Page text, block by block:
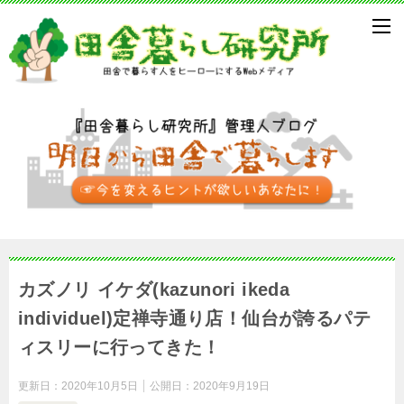
カズノリ イケダ(kazunori ikeda
individuel)定禅寺通り店！仙台が誇るパテ
ィスリーに行ってきた！
更新日： 2020年10月5日 公開日： 2020年9月19日